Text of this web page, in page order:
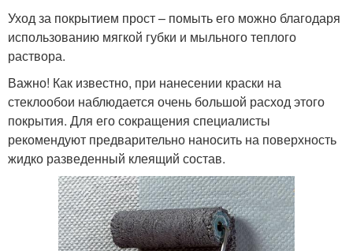
Уход за покрытием прост – помыть его можно благодаря
использованию мягкой губки и мыльного теплого
раствора.
Важно! Как известно, при нанесении краски на
стеклообои наблюдается очень большой расход этого
покрытия. Для его сокращения специалисты
рекомендуют предварительно наносить на поверхность
жидко разведенный клеящий состав.